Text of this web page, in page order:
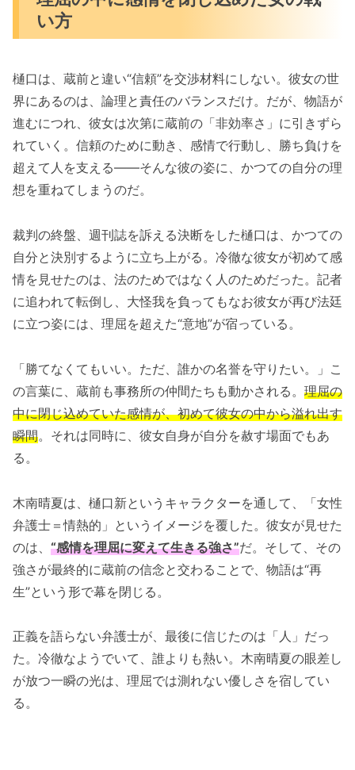
い方
樋口は、蔵前と違い“信頼”を交渉材料にしない。彼女の世
界にあるのは、論理と責任のバランスだけ。だが、物語が
進むにつれ、彼女は次第に蔵前の「非効率さ」に引きずら
れていく。信頼のために動き、感情で行動し、勝ち負けを
超えて人を支える――そんな彼の姿に、かつての自分の理
想を重ねてしまうのだ。
裁判の終盤、週刊誌を訴える決断をした樋口は、かつての
自分と決別するように立ち上がる。冷徹な彼女が初めて感
情を見せたのは、法のためではなく人のためだった。記者
に追われて転倒し、大怪我を負ってもなお彼女が再び法廷
に立つ姿には、理屈を超えた“意地”が宿っている。
「勝てなくてもいい。ただ、誰かの名誉を守りたい。」こ
の言葉に、蔵前も事務所の仲間たちも動かされる。 理屈の
中に閉じ込めていた感情が、初めて彼女の中から溢れ出す
瞬間。それは同時に、彼女自身が自分を赦す場面でもあ
る。
木南晴夏は、樋口新というキャラクターを通して、「女性
弁護士＝情熱的」というイメージを覆した。彼女が見せた
のは、 “感情を理屈に変えて生きる強さ”だ。そして、その
強さが最終的に蔵前の信念と交わることで、物語は“再
生”という形で幕を閉じる。
正義を語らない弁護士が、最後に信じたのは「人」だっ
た。冷徹なようでいて、誰よりも熱い。木南晴夏の眼差し
が放つ一瞬の光は、理屈では測れない優しさを宿してい
る。